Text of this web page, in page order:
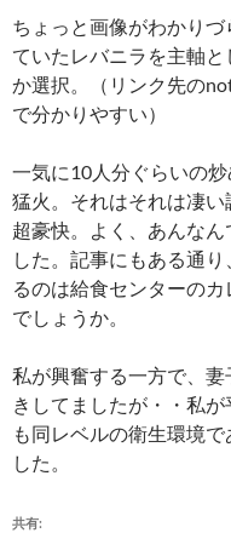
ちょっと画像がわかり
ていたレバニラを主軸
か選択。（リンク先の
で分かりやすい）
一気に10人分ぐらいの
猛火。それはそれは凄
超豪快。よく、あんな
した。記事にもある通
るのは給食センターの
でしょうか。
私が興奮する一方で、
きしてましたが・・私
も同レベルの衛生環境
した。
共有: